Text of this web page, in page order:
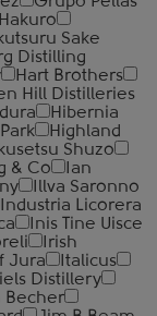
Hakuro
Sake
Distilling
Hart Brothers
Hill Distilleries
Hibernia
Highland
Shuzo
& Co
Ian
Illva Saronno
Industria Licorera
Inis Tine Uisce
Irish
Jura
Italicus
Distillery
Becher